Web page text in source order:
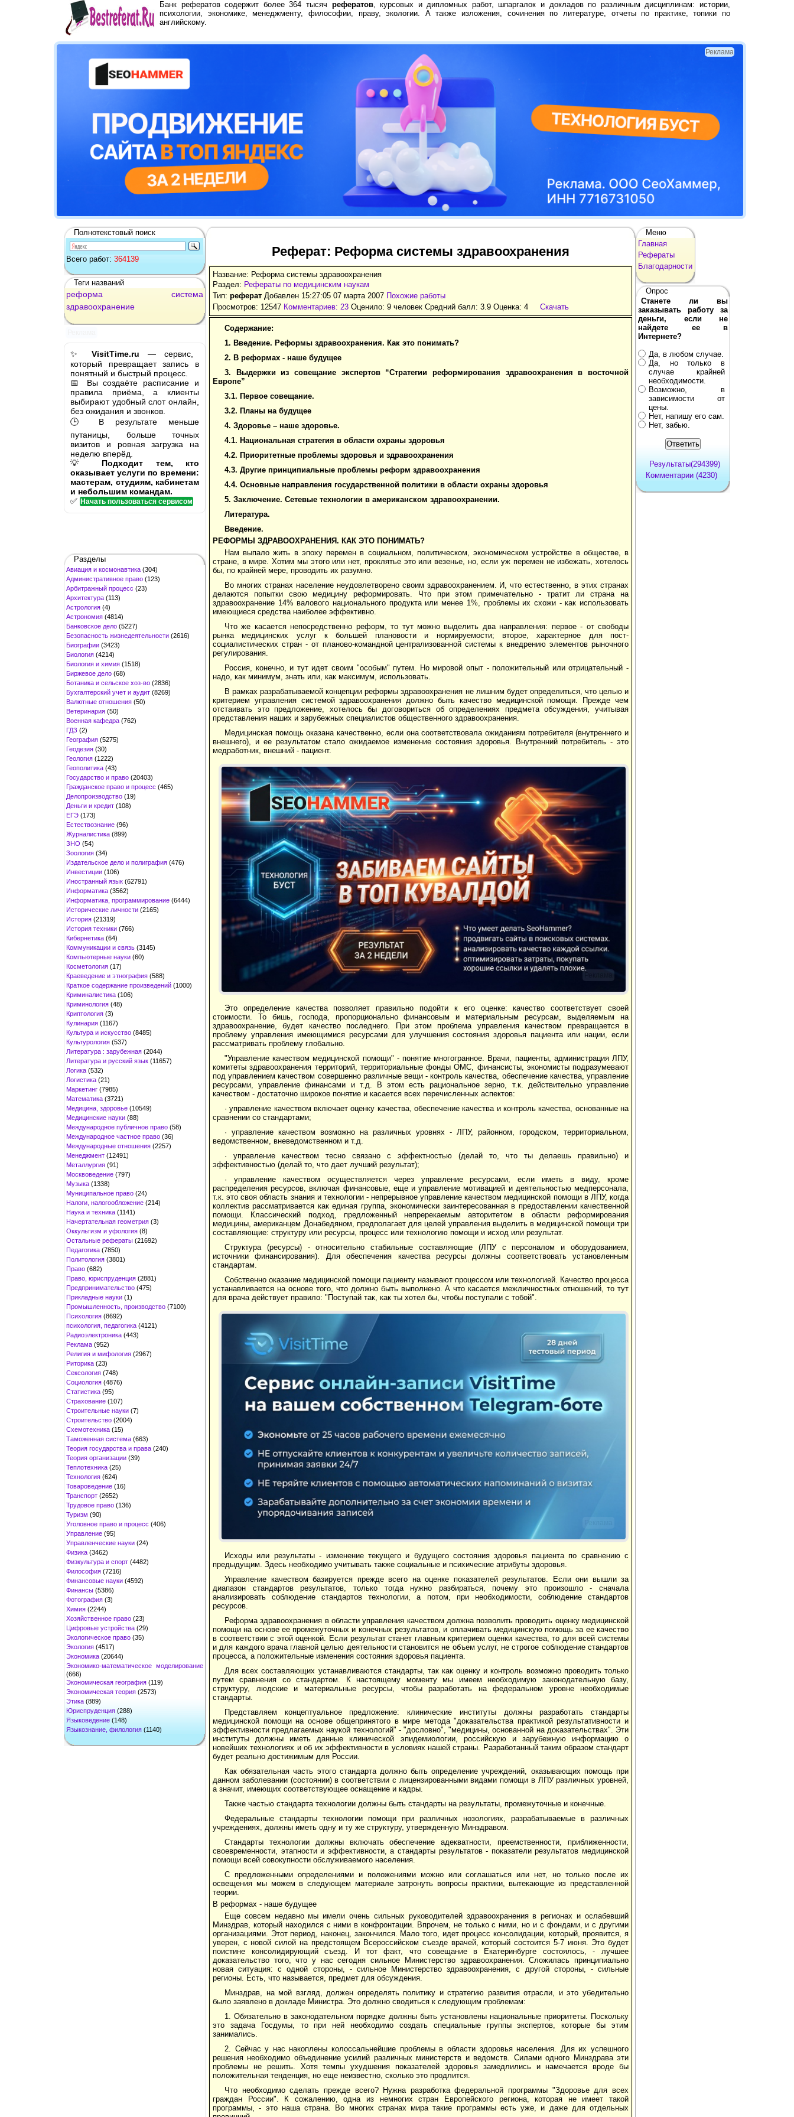
Банк рефератов содержит более 364 тысяч рефератов, курсовых и дипломных работ, шпаргалок и докладов по различным дисциплинам: истории,
психологии, экономике, менеджменту, философии, праву, экологии. А также изложения, сочинения по литературе, отчеты по практике, топики по
английскому.
Реклама
Полнотекстовый поиск
Всего работ: 364139
Теги названий
реформа
система
здравоохранение
✨ VisitTime.ru — сервис,
который превращает запись в
понятный и быстрый процесс.
📅 Вы создаёте расписание и
правила приёма, а клиенты
выбирают удобный слот онлайн,
без ожидания и звонков.
🕒 В результате меньше
путаницы, больше точных
визитов и ровная загрузка на
неделю вперёд.
💡 Подходит тем, кто
оказывает услуги по времени:
мастерам, студиям, кабинетам
и небольшим командам.
✅ Начать пользоваться сервисом
Разделы
Авиация и космонавтика (304)
Административное право (123)
Арбитражный процесс (23)
Архитектура (113)
Астрология (4)
Астрономия (4814)
Банковское дело (5227)
Безопасность жизнедеятельности (2616)
Биографии (3423)
Биология (4214)
Биология и химия (1518)
Биржевое дело (68)
Ботаника и сельское хоз-во (2836)
Бухгалтерский учет и аудит (8269)
Валютные отношения (50)
Ветеринария (50)
Военная кафедра (762)
ГДЗ (2)
География (5275)
Геодезия (30)
Геология (1222)
Геополитика (43)
Государство и право (20403)
Гражданское право и процесс (465)
Делопроизводство (19)
Деньги и кредит (108)
ЕГЭ (173)
Естествознание (96)
Журналистика (899)
ЗНО (54)
Зоология (34)
Издательское дело и полиграфия (476)
Инвестиции (106)
Иностранный язык (62791)
Информатика (3562)
Информатика, программирование (6444)
Исторические личности (2165)
История (21319)
История техники (766)
Кибернетика (64)
Коммуникации и связь (3145)
Компьютерные науки (60)
Косметология (17)
Краеведение и этнография (588)
Краткое содержание произведений (1000)
Криминалистика (106)
Криминология (48)
Криптология (3)
Кулинария (1167)
Культура и искусство (8485)
Культурология (537)
Литература : зарубежная (2044)
Литература и русский язык (11657)
Логика (532)
Логистика (21)
Маркетинг (7985)
Математика (3721)
Медицина, здоровье (10549)
Медицинские науки (88)
Международное публичное право (58)
Международное частное право (36)
Международные отношения (2257)
Менеджмент (12491)
Металлургия (91)
Москвоведение (797)
Музыка (1338)
Муниципальное право (24)
Налоги, налогообложение (214)
Наука и техника (1141)
Начертательная геометрия (3)
Оккультизм и уфология (8)
Остальные рефераты (21692)
Педагогика (7850)
Политология (3801)
Право (682)
Право, юриспруденция (2881)
Предпринимательство (475)
Прикладные науки (1)
Промышленность, производство (7100)
Психология (8692)
психология, педагогика (4121)
Радиоэлектроника (443)
Реклама (952)
Религия и мифология (2967)
Риторика (23)
Сексология (748)
Социология (4876)
Статистика (95)
Страхование (107)
Строительные науки (7)
Строительство (2004)
Схемотехника (15)
Таможенная система (663)
Теория государства и права (240)
Теория организации (39)
Теплотехника (25)
Технология (624)
Товароведение (16)
Транспорт (2652)
Трудовое право (136)
Туризм (90)
Уголовное право и процесс (406)
Управление (95)
Управленческие науки (24)
Физика (3462)
Физкультура и спорт (4482)
Философия (7216)
Финансовые науки (4592)
Финансы (5386)
Фотография (3)
Химия (2244)
Хозяйственное право (23)
Цифровые устройства (29)
Экологическое право (35)
Экология (4517)
Экономика (20644)
Экономико-математическое моделирование
(666)
Экономическая география (119)
Экономическая теория (2573)
Этика (889)
Юриспруденция (288)
Языковедение (148)
Языкознание, филология (1140)
Реферат: Реформа системы здравоохранения
Название: Реформа системы здравоохранения
Раздел: Рефераты по медицинским наукам
Тип: реферат Добавлен 15:27:05 07 марта 2007 Похожие работы
Просмотров: 12547 Комментариев: 23 Оценило: 9 человек Средний балл: 3.9 Оценка: 4 Скачать
Содержание:
1. Введение. Реформы здравоохранения. Как это понимать?
2. В реформах - наше будущее
3. Выдержки из совещание экспертов “Стратегии реформирования здравоохранения в восточной
Европе”
3.1. Первое совещание.
3.2. Планы на будущее
4. Здоровье – наше здоровье.
4.1. Национальная стратегия в области охраны здоровья
4.2. Приоритетные проблемы здоровья и здравоохранения
4.3. Другие принципиальные проблемы реформ здравоохранения
4.4. Основные направления государственной политики в области охраны здоровья
5. Заключение. Сетевые технологии в американском здравоохранении.
Литература.
Введение.
РЕФОРМЫ ЗДРАВООХРАНЕНИЯ. КАК ЭТО ПОНИМАТЬ?
Нам выпало жить в эпоху перемен в социальном, политическом, экономическом устройстве в обществе, в
стране, в мире. Хотим мы этого или нет, проклятье это или везенье, но, если уж перемен не избежать, хотелось
бы, по крайней мере, проводить их разумно.
Во многих странах население неудовлетворено своим здравоохранением. И, что естественно, в этих странах
делаются попытки свою медицину реформировать. Что при этом примечательно - тратит ли страна на
здравоохранение 14% валового национального продукта или менее 1%, проблемы их схожи - как использовать
имеющиеся средства наиболее эффективно.
Что же касается непосредственно реформ, то тут можно выделить два направления: первое - от свободы
рынка медицинских услуг к большей плановости и нормируемости; второе, характерное для пост-
социалистических стран - от планово-командной централизованной системы к внедрению элементов рыночного
регулирования.
Россия, конечно, и тут идет своим "особым" путем. Но мировой опыт - положительный или отрицательный -
надо, как минимум, знать или, как максимум, использовать.
В рамках разрабатываемой концепции реформы здравоохранения не лишним будет определиться, что целью и
критерием управления системой здравоохранения должно быть качество медицинской помощи. Прежде чем
отстаивать это предложение, хотелось бы договориться об определениях предмета обсуждения, учитывая
представления наших и зарубежных специалистов общественного здравоохранения.
Медицинская помощь оказана качественно, если она соответствовала ожиданиям потребителя (внутреннего и
внешнего), и ее результатом стало ожидаемое изменение состояния здоровья. Внутренний потребитель - это
медработник, внешний - пациент.
Это определение качества позволяет правильно подойти к его оценке: качество соответствует своей
стоимости. То бишь, господа, пропорционально финансовым и материальным ресурсам, выделяемым на
здравоохранение, будет качество последнего. При этом проблема управления качеством превращается в
проблему управления имеющимися ресурсами для улучшения состояния здоровья пациента или нации, если
рассматривать проблему глобально.
"Управление качеством медицинской помощи" - понятие многогранное. Врачи, пациенты, администрация ЛПУ,
комитеты здравоохранения территорий, территориальные фонды ОМС, финансисты, экономисты подразумевают
под управлением качеством совершенно различные вещи - контроль качества, обеспечение качества, управление
ресурсами, управление финансами и т.д. В этом есть рациональное зерно, т.к. действительно управление
качеством - достаточно широкое понятие и касается всех перечисленных аспектов:
· управление качеством включает оценку качества, обеспечение качества и контроль качества, основанные на
сравнении со стандартами;
· управление качеством возможно на различных уровнях - ЛПУ, районном, городском, территориальном,
ведомственном, вневедомственном и т.д.
· управление качеством тесно связано с эффектностью (делай то, что ты делаешь правильно) и
эффективностью (делай то, что дает лучший результат);
· управление качеством осуществляется через управление ресурсами, если иметь в виду, кроме
распределения ресурсов, включая финансовые, еще и управление мотивацией и деятельностью медперсонала,
т.к. это своя область знания и технологии - непрерывное управление качеством медицинской помощи в ЛПУ, когда
коллектив рассматривается как единая группа, экономически заинтересованная в предоставлении качественной
помощи. Классический подход, предложенный непререкаемым авторитетом в области реформирования
медицины, американцем Донабедяном, предполагает для целей управления выделить в медицинской помощи три
составляющие: структуру или ресурсы, процесс или технологию помощи и исход или результат.
Структура (ресурсы) - относительно стабильные составляющие (ЛПУ с персоналом и оборудованием,
источники финансирования). Для обеспечения качества ресурсы должны соответствовать установленным
стандартам.
Собственно оказание медицинской помощи пациенту называют процессом или технологией. Качество процесса
устанавливается на основе того, что должно быть выполнено. А что касается межличностных отношений, то тут
для врача действует правило: "Поступай так, как ты хотел бы, чтобы поступали с тобой".
Реклама
Исходы или результаты - изменение текущего и будущего состояния здоровья пациента по сравнению с
предыдущим. Здесь необходимо учитывать также социальные и психические атрибуты здоровья.
Управление качеством базируется прежде всего на оценке показателей результатов. Если они вышли за
диапазон стандартов результатов, только тогда нужно разбираться, почему это произошло - сначала
анализировать соблюдение стандартов технологии, а потом, при необходимости, соблюдение стандартов
ресурсов.
Реформа здравоохранения в области управления качеством должна позволить проводить оценку медицинской
помощи на основе ее промежуточных и конечных результатов, и оплачивать медицинскую помощь за ее качество
в соответствии с этой оценкой. Если результат станет главным критерием оценки качества, то для всей системы
и для каждого врача главной целью деятельности становится не объем услуг, не строгое соблюдение стандартов
процесса, а положительные изменения состояния здоровья пациента.
Для всех составляющих устанавливаются стандарты, так как оценку и контроль возможно проводить только
путем сравнения со стандартом. К настоящему моменту мы имеем необходимую законодательную базу,
структуру, людские и материальные ресурсы, чтобы разработать на федеральном уровне необходимые
стандарты.
Представляем концептуальное предложение: клинические институты должны разработать стандарты
медицинской помощи на основе общепринятого в мире метода "доказательства практикой результативности и
эффективности предлагаемых наукой технологий" - "дословно", "медицины, основанной на доказательствах". Эти
институты должны иметь данные клинической эпидемиологии, российскую и зарубежную информацию о
новейших технологиях и об их эффективности в условиях нашей страны. Разработанный таким образом стандарт
будет реально достижимым для России.
Как обязательная часть этого стандарта должно быть определение учреждений, оказывающих помощь при
данном заболевании (состоянии) в соответствии с лицензированными видами помощи в ЛПУ различных уровней,
а значит, имеющих соответствующее оснащение и кадры.
Также частью стандарта технологии должны быть стандарты на результаты, промежуточные и конечные.
Федеральные стандарты технологии помощи при различных нозологиях, разрабатываемые в различных
учреждениях, должны иметь одну и ту же структуру, утвержденную Минздравом.
Стандарты технологии должны включать обеспечение адекватности, преемственности, приближенности,
своевременности, этапности и эффективности, а стандарты результатов - показатели результатов медицинской
помощи всей совокупности обслуживаемого населения.
С предложенными определениями и положениями можно или соглашаться или нет, но только после их
освещения мы можем в следующем материале затронуть вопросы практики, вытекающие из представленной
теории.
В реформах - наше будущее
Еще совсем недавно мы имели очень сильных руководителей здравоохранения в регионах и ослабевший
Минздрав, который находился с ними в конфронтации. Впрочем, не только с ними, но и с фондами, и с другими
организациями. Этот период, наконец, закончился. Мало того, идет процесс консолидации, который, проявится, я
уверен, с новой силой на предстоящем Всероссийском съезде врачей, который состоится 5-7 июня. Это будет
поистине консолидирующий съезд. И тот факт, что совещание в Екатеринбурге состоялось, - лучшее
доказательство того, что у нас сегодня сильное Министерство здравоохранения. Сложилась принципиально
новая ситуация: с одной стороны, - сильное Министерство здравоохранения, с другой стороны, - сильные
регионы. Есть, что называется, предмет для обсуждения.
Минздрав, на мой взгляд, должен определять политику и стратегию развития отрасли, и это убедительно
было заявлено в докладе Министра. Это должно сводиться к следующим проблемам:
1. Обязательно в законодательном порядке должны быть установлены национальные приоритеты. Поскольку
это задача Госдумы, то при ней необходимо создать специальные группы экспертов, которые бы этим
занимались.
2. Сейчас у нас накоплены колоссальнейшие проблемы в области здоровья населения. Для их успешного
решения необходимо объединение усилий различных министерств и ведомств. Силами одного Минздрава эти
проблемы не решить. Хотя темпы ухудшения показателей здоровья замедлились и намечается вроде бы
положительная тенденция, но еще неизвестно, сколько это продлится.
Что необходимо сделать прежде всего? Нужна разработка федеральной программы "Здоровье для всех
граждан России". К сожалению, одна из немногих стран Европейского региона, которая не имеет такой
программы, - это наша страна. Во многих странах мира такие программы есть уже, и даже для отдельных
Меню
Главная
Рефераты
Благодарности
Опрос
Станете ли вы
заказывать работу за
деньги, если не
найдете ее в
Интернете?
Да, в любом случае.
Да, но только в
случае крайней
необходимости.
Возможно, в
зависимости от
цены.
Нет, напишу его сам.
Нет, забью.
Результаты(294399)
Комментарии (4230)